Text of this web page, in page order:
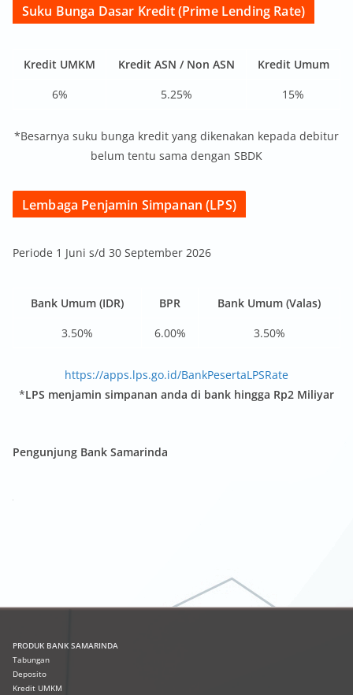
Suku Bunga Dasar Kredit (Prime Lending Rate)
Kredit UMKM Kredit ASN / Non ASN
Kredit Umum
6%
5.25% 15%
*Besarnya suku bunga kredit yang dikenakan kepada debitur
belum tentu sama dengan SBDK
Lembaga Penjamin Simpanan (LPS)
Periode 1 Juni s/d 30 September 2026
Bank Umum (IDR) BPR
Bank Umum (Valas)
3.50%
6.00% 3.50%
https://apps.lps.go.id/BankPesertaLPSRate
*LPS menjamin simpanan anda di bank hingga Rp2 Miliyar
Pengunjung Bank Samarinda
PRODUK BANK SAMARINDA
Tabungan
Deposito
Kredit UMKM